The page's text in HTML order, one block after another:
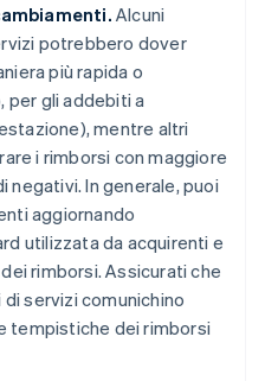
Alcuni
potrebbero dover
più rapida o
per gli addebiti a
mentre altri
i rimborsi con maggiore
In generale, puoi
aggiornando
utilizzata da acquirenti e
rimborsi. Assicurati che
servizi comunichino
tempistiche dei rimborsi